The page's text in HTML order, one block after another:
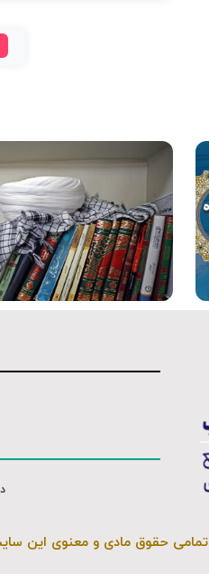
فیلم کامل
تمامی حقوق مادی و معنوی این